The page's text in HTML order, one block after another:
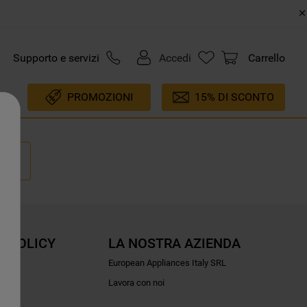
Supporto e servizi Accedi Carrello
PROMOZIONI 15% DI SCONTO
POLICY LA NOSTRA AZIENDA
European Appliances Italy SRL
Lavora con noi